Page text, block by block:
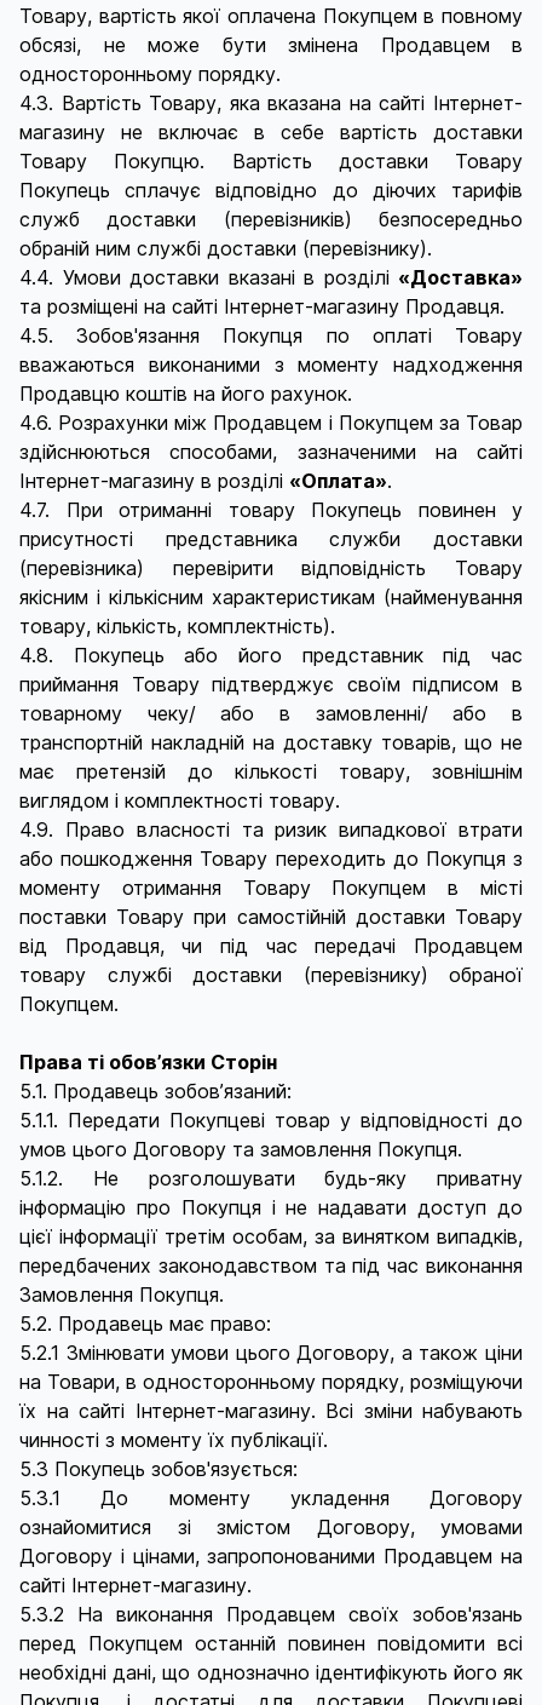
Товару, вартість якої оплачена Покупцем в повному
обсязі, не може бути змінена Продавцем в
односторонньому порядку.
4.3. Вартість Товару, яка вказана на сайті Інтернет-
магазину не включає в себе вартість доставки
Товару Покупцю. Вартість доставки Товару
Покупець сплачує відповідно до діючих тарифів
служб доставки (перевізників) безпосередньо
обраній ним службі доставки (перевізнику).
4.4. Умови доставки вказані в розділі «Доставка»
та розміщені на сайті Інтернет-магазину Продавця.
4.5. Зобов'язання Покупця по оплаті Товару
вважаються виконаними з моменту надходження
Продавцю коштів на його рахунок.
4.6. Розрахунки між Продавцем і Покупцем за Товар
здійснюються способами, зазначеними на сайті
Інтернет-магазину в розділі «Оплата».
4.7. При отриманні товару Покупець повинен у
присутності представника служби доставки
(перевізника) перевірити відповідність Товару
якісним і кількісним характеристикам (найменування
товару, кількість, комплектність).
4.8. Покупець або його представник під час
приймання Товару підтверджує своїм підписом в
товарному чеку/ або в замовленні/ або в
транспортній накладній на доставку товарів, що не
має претензій до кількості товару, зовнішнім
виглядом і комплектності товару.
4.9. Право власності та ризик випадкової втрати
або пошкодження Товару переходить до Покупця з
моменту отримання Товару Покупцем в місті
поставки Товару при самостійній доставки Товару
від Продавця, чи під час передачі Продавцем
товару службі доставки (перевізнику) обраної
Покупцем.
Права ті обов’язки Сторін
5.1. Продавець зобов’язаний:
5.1.1. Передати Покупцеві товар у відповідності до
умов цього Договору та замовлення Покупця.
5.1.2. Не розголошувати будь-яку приватну
інформацію про Покупця і не надавати доступ до
цієї інформації третім особам, за винятком випадків,
передбачених законодавством та під час виконання
Замовлення Покупця.
5.2. Продавець має право:
5.2.1 Змінювати умови цього Договору, а також ціни
на Товари, в односторонньому порядку, розміщуючи
їх на сайті Інтернет-магазину. Всі зміни набувають
чинності з моменту їх публікації.
5.3 Покупець зобов'язується:
5.3.1 До моменту укладення Договору
ознайомитися зі змістом Договору, умовами
Договору і цінами, запропонованими Продавцем на
сайті Інтернет-магазину.
5.3.2 На виконання Продавцем своїх зобов'язань
перед Покупцем останній повинен повідомити всі
необхідні дані, що однозначно ідентифікують його як